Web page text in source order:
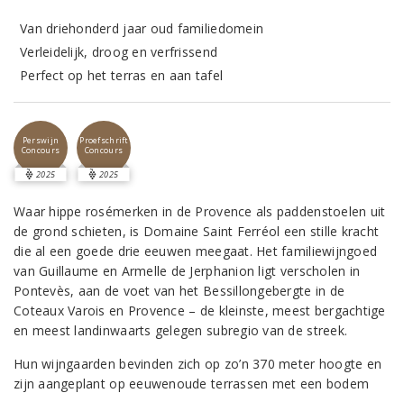
Van driehonderd jaar oud familiedomein
Verleidelijk, droog en verfrissend
Perfect op het terras en aan tafel
Perswijn
Concours
2025
Proefschrift
Concours
2025
Waar hippe rosémerken in de Provence als paddenstoelen uit
de grond schieten, is Domaine Saint Ferréol een stille kracht
die al een goede drie eeuwen meegaat. Het familiewijngoed
van Guillaume en Armelle de Jerphanion ligt verscholen in
Pontevès, aan de voet van het Bessillongebergte in de
Coteaux Varois en Provence – de kleinste, meest bergachtige
en meest landinwaarts gelegen subregio van de streek.
Hun wijngaarden bevinden zich op zo’n 370 meter hoogte en
zijn aangeplant op eeuwenoude terrassen met een bodem